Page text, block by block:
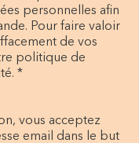
personnelles afin
Pour faire valoir
de vos
politique de
*
vous acceptez
email dans le but